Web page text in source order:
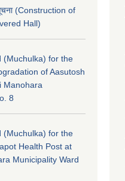
(Construction of
Hall)
(Muchulka) for the
of Aasutosh
Manohara
8
(Muchulka) for the
Health Post at
Municipality Ward